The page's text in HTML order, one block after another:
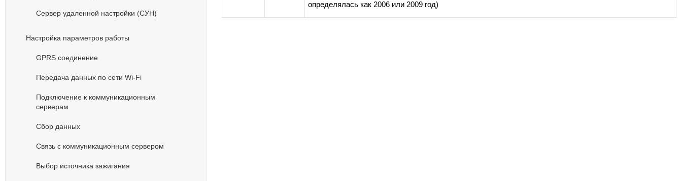
Сервер удаленной настройки (СУН)
Настройка параметров работы
GPRS соединение
Передача данных по сети Wi-Fi
Подключение к коммуникационным
серверам
Сбор данных
Связь с коммуникационным сервером
Выбор источника зажигания
определялась как 2006 или 2009 год)